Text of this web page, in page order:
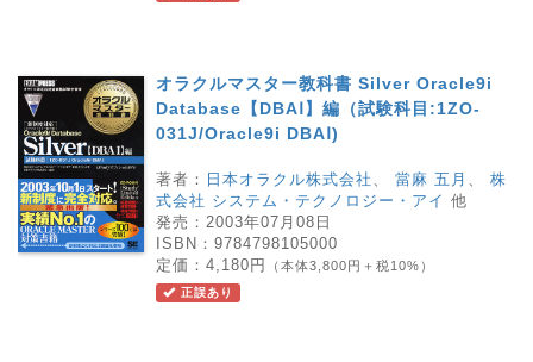
オラクルマスター教科書 Silver Oracle9i
Database【DBAⅠ】編（試験科目:1ZO-
031J/Oracle9i DBAⅠ)
著者： 日本オラクル株式会社 當麻 五月
株
式会社 システム・テクノロジー・アイ 他
発売： 2003年07月08日
ISBN： 9784798105000
定価： 4,180円 （本体3,800円＋税10%）
正誤あり